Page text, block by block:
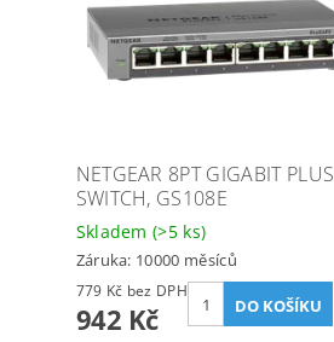
NETGEAR 8PT GIGABIT PLUS
SWITCH, GS108E
Skladem(>5 ks)
Záruka: 10000 měsíců
779 Kč bez DPH
942 Kč